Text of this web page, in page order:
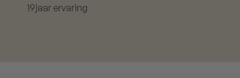
19jaar ervaring